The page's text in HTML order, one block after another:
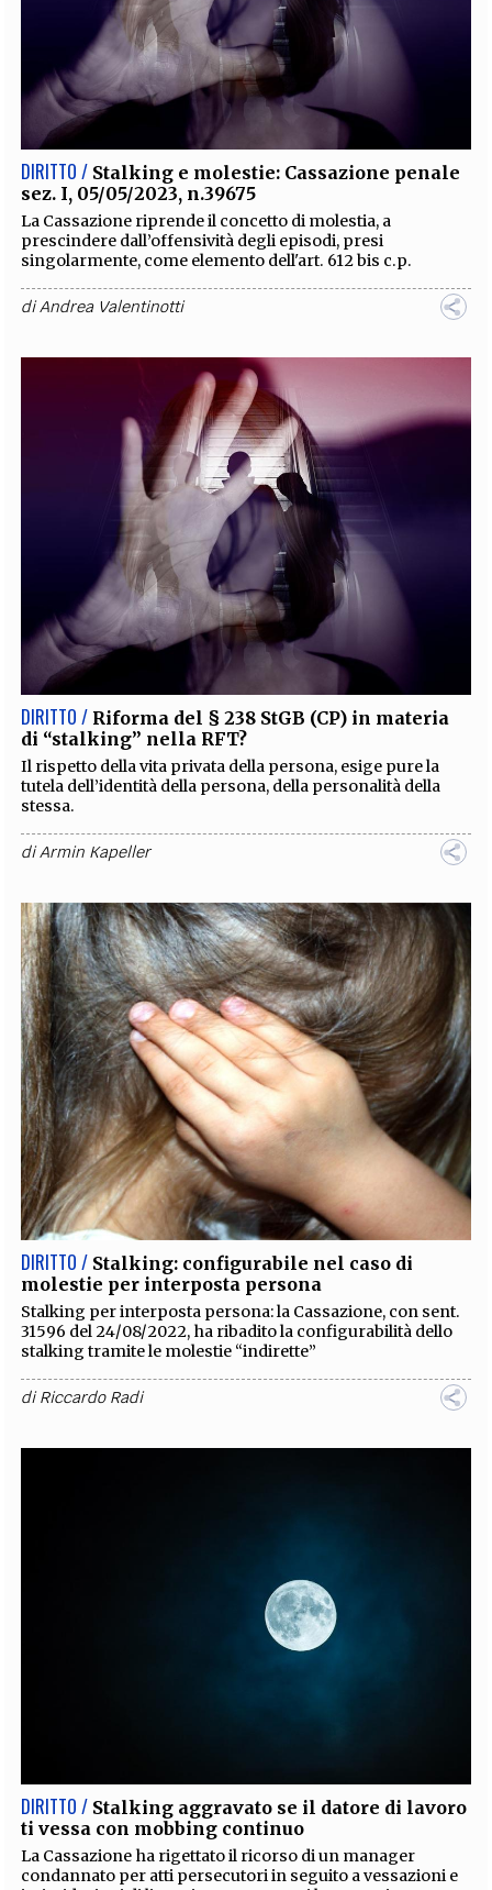
DIRITTO / Stalking e molestie: Cassazione penale
sez. I, 05/05/2023, n.39675
La Cassazione riprende il concetto di molestia, a
prescindere dall’offensività degli episodi, presi
singolarmente, come elemento dell'art. 612 bis c.p.
diAndrea Valentinotti
DIRITTO / Riforma del § 238 StGB (CP) in materia
di “stalking” nella RFT?
Il rispetto della vita privata della persona, esige pure la
tutela dell’identità della persona, della personalità della
stessa.
diArmin Kapeller
DIRITTO / Stalking: configurabile nel caso di
molestie per interposta persona
Stalking per interposta persona: la Cassazione, con sent.
31596 del 24/08/2022, ha ribadito la configurabilità dello
stalking tramite le molestie “indirette”
diRiccardo Radi
DIRITTO / Stalking aggravato se il datore di lavoro
ti vessa con mobbing continuo
La Cassazione ha rigettato il ricorso di un manager
condannato per atti persecutori in seguito a vessazioni e